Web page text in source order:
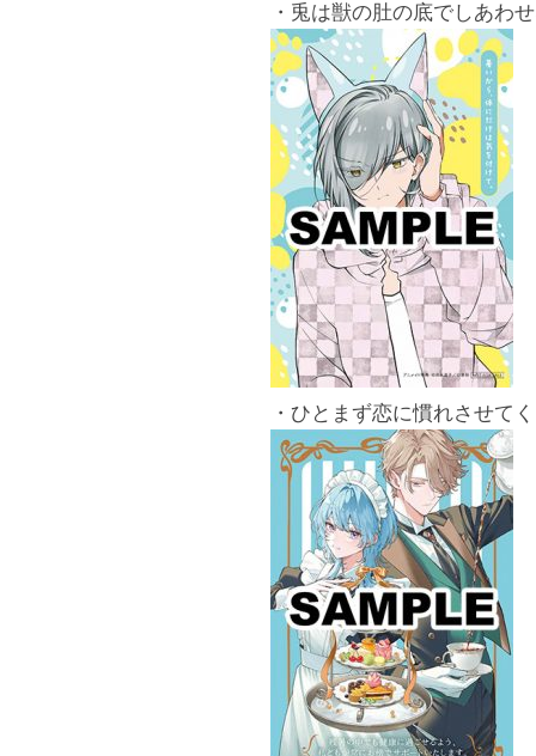
・兎は獣の肚の底でしあわ
・ひとまず恋に慣れさせて